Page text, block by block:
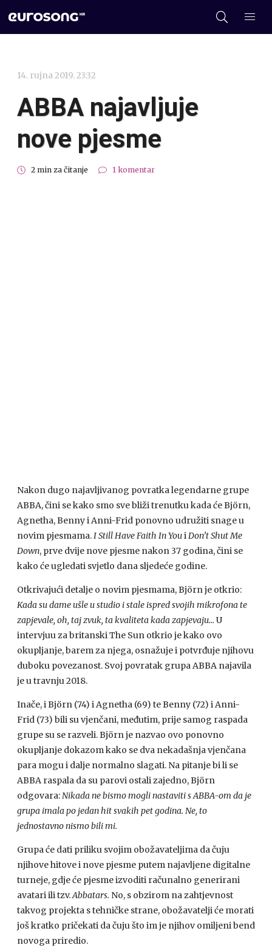
14. rujna 2019. 23:32
ABBA najavljuje
nove pjesme
2 min za čitanje 1 komentar
Nakon dugo najavljivanog povratka legendarne grupe
ABBA, čini se kako smo sve bliži trenutku kada će Björn,
Agnetha, Benny i Anni-Frid ponovno udružiti snage u
novim pjesmama.I Still Have Faith In YouiDon’t Shut Me
Down, prve dvije nove pjesme nakon 37 godina, čini se
kako će ugledati svjetlo dana sljedeće godine.
Otkrivajući detalje o novim pjesmama, Björn je otkrio:
Kada su dame ušle u studio i stale ispred svojih mikrofona te
zapjevale, oh, taj zvuk, ta kvaliteta kada zapjevaju… U
intervjuu za britanski The Sun otkrio je kako ovo
okupljanje, barem za njega, osnažuje i potvrđuje njihovu
duboku povezanost. Svoj povratak grupa ABBA najavila
je u travnju 2018.
Inače, i Björn (74) i Agnetha (69) te Benny (72) i Anni-
Frid (73) bili su vjenčani, međutim, prije samog raspada
grupe su se razveli. Björn je nazvao ovo ponovno
okupljanje dokazom kako se dva nekadašnja vjenčana
para mogu i dalje normalno slagati. Na pitanje bi li se
ABBA raspala da su parovi ostali zajedno, Björn
odgovara:Nikada ne bismo mogli nastaviti s ABBA-om da je
grupa imala po jedan hit svakih pet godina. Ne, to
jednostavno nismo bili mi.
Grupa će dati priliku svojim obožavateljima da čuju
njihove hitove i nove pjesme putem najavljene digitalne
turneje, gdje će pjesme izvoditi računalno generirani
avatari ili tzv.Abbatars. No, s obzirom na zahtjevnost
takvog projekta s tehničke strane, obožavatelji će morati
još kratko pričekati da čuju što im je njihov omiljeni bend
novoga priredio.